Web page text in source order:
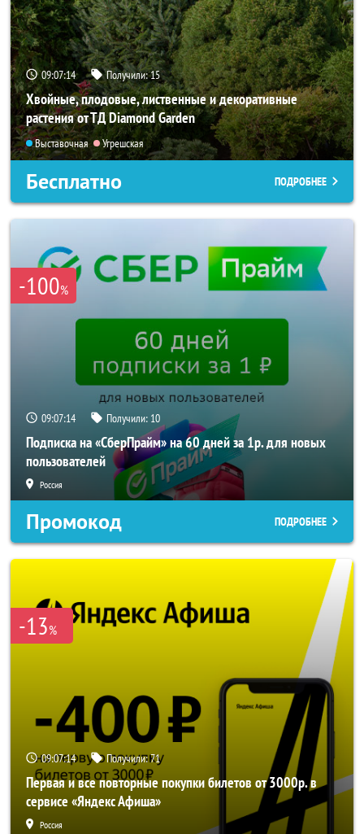
09:07:13 Получили:15
Хвойные, плодовые, лиственные и декоративные
растения от ТД Diamond Garden
Выставочная Угрешская
Бесплатно ПОДРОБНЕЕ
-100%
09:07:13 Получили: 10
Подписка на «СберПрайм» на 60 дней за 1р. для новых
пользователей
Россия
Промокод ПОДРОБНЕЕ
-13%
09:07:13 Получили:71
Первая и все повторные покупки билетов от 3000р. в
сервисе «Яндекс Афиша»
Россия